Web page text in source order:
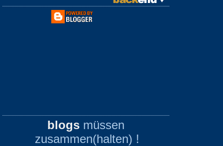
blogs müssen
zusammen(halten) !